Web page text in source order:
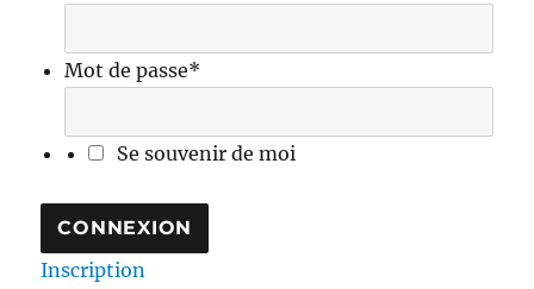
Mot de passe*
Se souvenir de moi
Inscription